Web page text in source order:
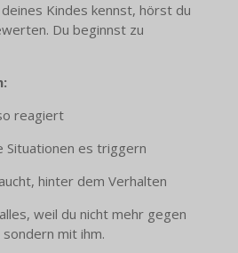
Kindes kennst, hörst du
Du beginnst zu
reagiert
es triggern
hinter dem Verhalten
weil du nicht mehr gegen
mit ihm.